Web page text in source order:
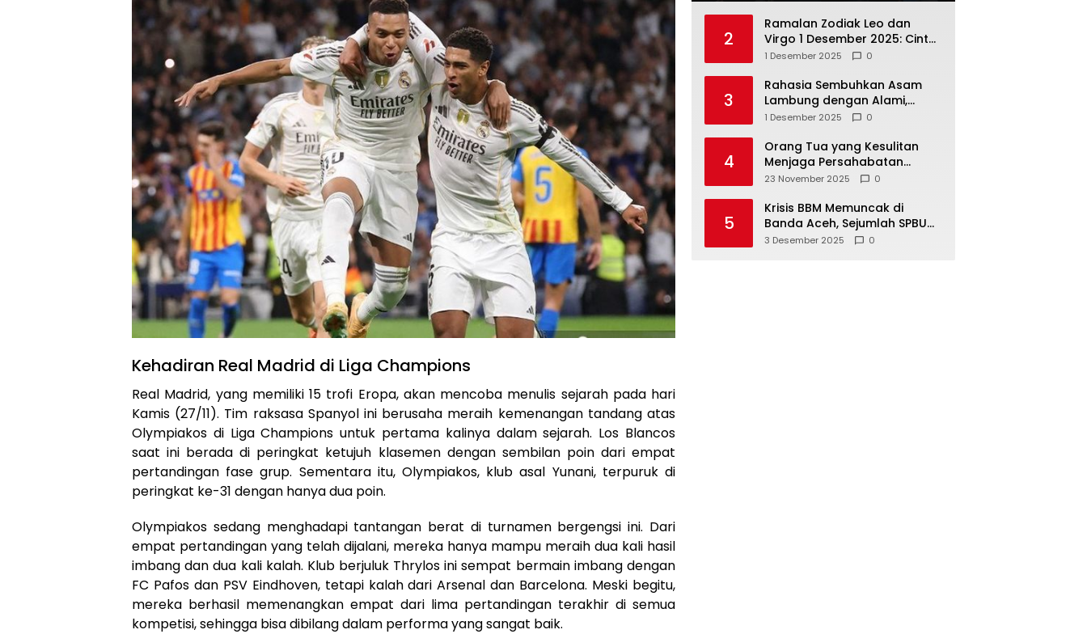
Kehadiran Real Madrid di Liga Champions
Real Madrid, yang memiliki 15 trofi Eropa, akan mencoba menulis sejarah pada hari
Kamis (27/11). Tim raksasa Spanyol ini berusaha meraih kemenangan tandang atas
Olympiakos di Liga Champions untuk pertama kalinya dalam sejarah. Los Blancos
saat ini berada di peringkat ketujuh klasemen dengan sembilan poin dari empat
pertandingan fase grup. Sementara itu, Olympiakos, klub asal Yunani, terpuruk di
peringkat ke-31 dengan hanya dua poin.
Olympiakos sedang menghadapi tantangan berat di turnamen bergengsi ini. Dari
empat pertandingan yang telah dijalani, mereka hanya mampu meraih dua kali hasil
imbang dan dua kali kalah. Klub berjuluk Thrylos ini sempat bermain imbang dengan
FC Pafos dan PSV Eindhoven, tetapi kalah dari Arsenal dan Barcelona. Meski begitu,
mereka berhasil memenangkan empat dari lima pertandingan terakhir di semua
kompetisi, sehingga bisa dibilang dalam performa yang sangat baik.
2
Ramalan Zodiak Leo dan
Virgo 1 Desember 2025: Cinta,
Karir, Kesehatan, dan
1 Desember 2025 0
3
Rahasia Sembuhkan Asam
Lambung dengan Alami,
Nomor 4 Disalahpahami
1 Desember 2025 0
4
Orang Tua yang Kesulitan
Menjaga Persahabatan
Biasanya Lakukan 8 Hal Ini
23 November 2025 0
5
Krisis BBM Memuncak di
Banda Aceh, Sejumlah SPBU
Tutup Total
3 Desember 2025 0